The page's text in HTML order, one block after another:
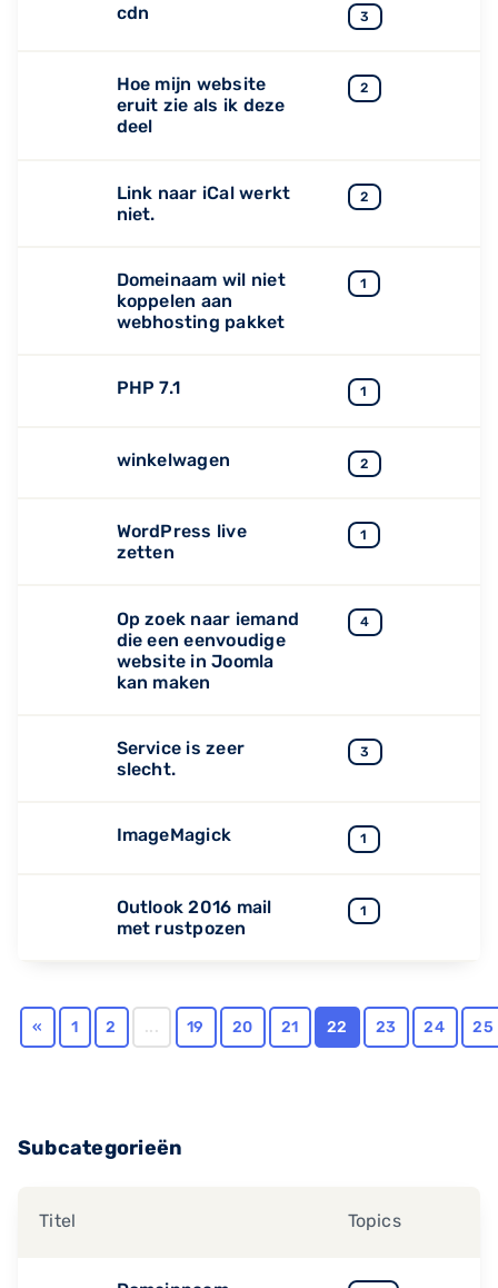
cdn 3
Hoe mijn website
eruit zie als ik deze
deel
2
Link naar iCal werkt
niet.
2
Domeinaam wil niet
koppelen aan
webhosting pakket
1
PHP 7.1 1
winkelwagen 2
WordPress live
zetten
1
Op zoek naar iemand
die een eenvoudige
website in Joomla
kan maken
4
Service is zeer
slecht.
3
ImageMagick 1
Outlook 2016 mail
met rustpozen
1
« 1 2 ... 19 20 21 22 23 24 25
Subcategorieën
Titel Topics